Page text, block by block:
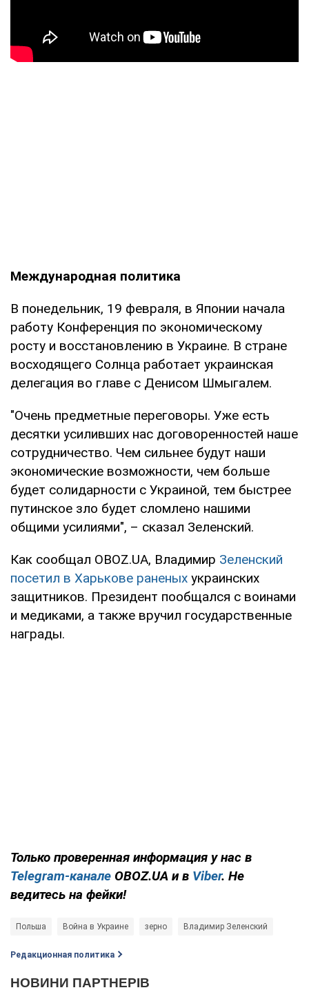
Международная политика
В понедельник, 19 февраля, в Японии начала
работу Конференция по экономическому
росту и восстановлению в Украине. В стране
восходящего Солнца работает украинская
делегация во главе с Денисом Шмыгалем.
"Очень предметные переговоры. Уже есть
десятки усиливших нас договоренностей наше
сотрудничество. Чем сильнее будут наши
экономические возможности, чем больше
будет солидарности с Украиной, тем быстрее
путинское зло будет сломлено нашими
общими усилиями", – сказал Зеленский.
Как сообщал OBOZ.UA, Владимир Зеленский
посетил в Харькове раненых украинских
защитников. Президент пообщался с воинами
и медиками, а также вручил государственные
награды.
Только проверенная информация у нас в
Telegram-канале OBOZ.UA и в Viber. Не
ведитесь на фейки!
Польша Война в Украине зерно Владимир Зеленский
Редакционная политика